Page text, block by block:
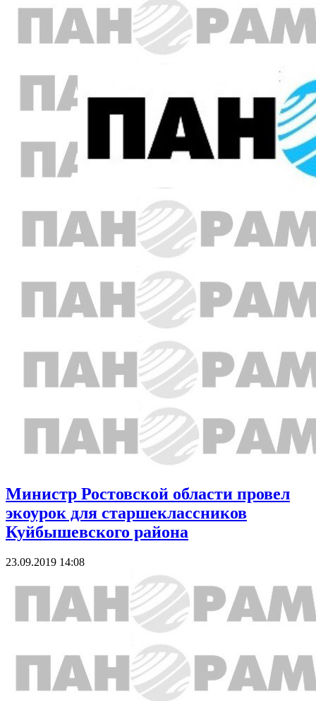
Министр Ростовской области провел
экоурок для старшеклассников
Куйбышевского района
23.09.2019 14:08